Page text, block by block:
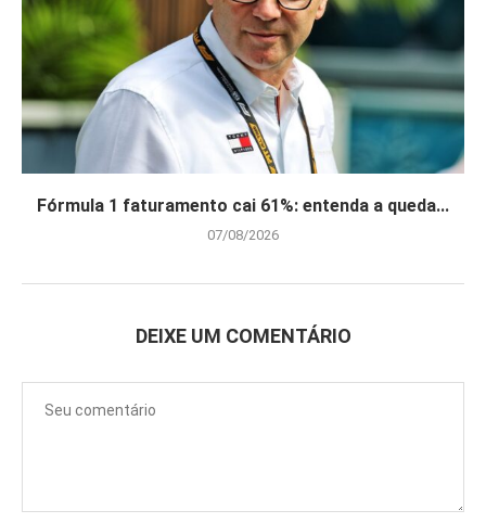
Fórmula 1 faturamento cai 61%: entenda a queda...
07/08/2026
DEIXE UM COMENTÁRIO